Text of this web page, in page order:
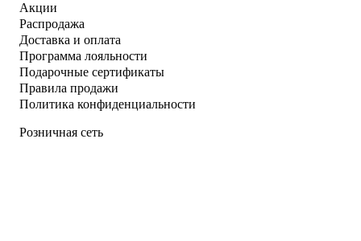
Акции
Распродажа
Доставка и оплата
Программа лояльности
Подарочные сертификаты
Правила продажи
Политика конфиденциальности
Розничная сеть